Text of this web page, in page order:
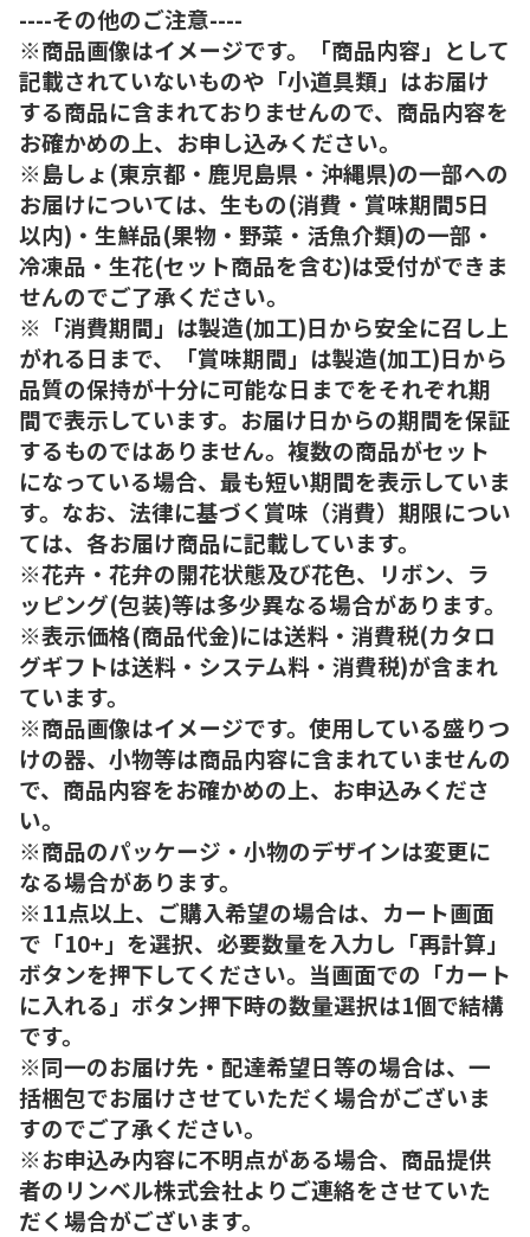
----その他のご注意----
※商品画像はイメージです。「商品内容」として
記載されていないものや「小道具類」はお届け
する商品に含まれておりませんので、商品内容を
お確かめの上、お申し込みください。
※島しょ(東京都・鹿児島県・沖縄県)の一部への
お届けについては、生もの(消費・賞味期間5日
以内)・生鮮品(果物・野菜・活魚介類)の一部・
冷凍品・生花(セット商品を含む)は受付ができま
せんのでご了承ください。
※「消費期間」は製造(加工)日から安全に召し上
がれる日まで、「賞味期間」は製造(加工)日から
品質の保持が十分に可能な日までをそれぞれ期
間で表示しています。お届け日からの期間を保証
するものではありません。複数の商品がセット
になっている場合、最も短い期間を表示していま
す。なお、法律に基づく賞味（消費）期限につい
ては、各お届け商品に記載しています。
※花卉・花弁の開花状態及び花色、リボン、ラ
ッピング(包装)等は多少異なる場合があります。
※表示価格(商品代金)には送料・消費税(カタロ
グギフトは送料・システム料・消費税)が含まれ
ています。
※商品画像はイメージです。使用している盛りつ
けの器、小物等は商品内容に含まれていませんの
で、商品内容をお確かめの上、お申込みくださ
い。
※商品のパッケージ・小物のデザインは変更に
なる場合があります。
※11点以上、ご購入希望の場合は、カート画面
で「10+」を選択、必要数量を入力し「再計算」
ボタンを押下してください。当画面での「カート
に入れる」ボタン押下時の数量選択は1個で結構
です。
※同一のお届け先・配達希望日等の場合は、一
括梱包でお届けさせていただく場合がございま
すのでご了承ください。
※お申込み内容に不明点がある場合、商品提供
者のリンベル株式会社よりご連絡をさせていた
だく場合がございます。